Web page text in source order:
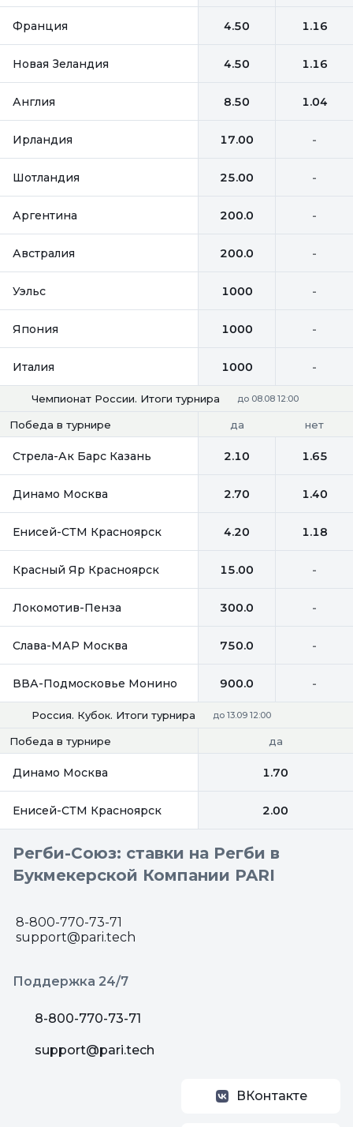
Франция 4.50 1.16
Новая Зеландия 4.50 1.16
Англия 8.50 1.04
Ирландия 17.00 -
Шотландия 25.00 -
Аргентина 200.0 -
Австралия 200.0 -
Уэльс 1000 -
Япония 1000 -
Италия 1000 -
Чемпионат России. Итоги турнира до 08.08 12:00
Победа в турнире да нет
Стрела-Ак Барс Казань 2.10 1.65
Динамо Москва 2.70 1.40
Енисей-СТМ Красноярск 4.20 1.18
Красный Яр Красноярск 15.00 -
Локомотив-Пенза 300.0 -
Слава-МАР Москва 750.0 -
ВВА-Подмосковье Монино 900.0 -
Россия. Кубок. Итоги турнира до 13.09 12:00
Победа в турнире да
Динамо Москва 1.70
Енисей-СТМ Красноярск 2.00
Регби-Союз: ставки на Регби в
Букмекерской Компании PARI
8-800-770-73-71
support@pari.tech
Поддержка 24/7
8-800-770-73-71
support@pari.tech
ВКонтакте